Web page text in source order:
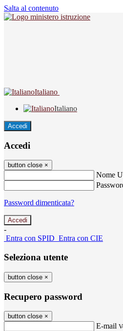
Salta al contenuto
Italiano
Italiano
Accedi
Accedi
button close ×
Nome
Password dimenticata?
-
Entra con SPID Entra con CIE
Seleziona utente
button close ×
Recupero password
button close ×
E-mail